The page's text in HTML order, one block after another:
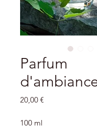
Parfum
20,00 €Prix
100 ml